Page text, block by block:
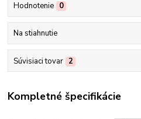
Hodnotenie 0
Na stiahnutie
Súvisiaci tovar 2
Kompletné špecifikácie